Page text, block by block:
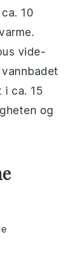
10
vide-
i ca. 15
og